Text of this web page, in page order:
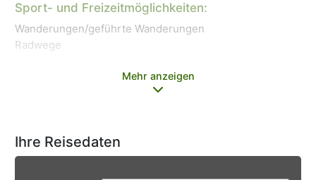
Sport- und Freizeitmöglichkeiten:
Wanderungen/geführte Wanderungen
Radwege
Mehr anzeigen
Ihre Reisedaten